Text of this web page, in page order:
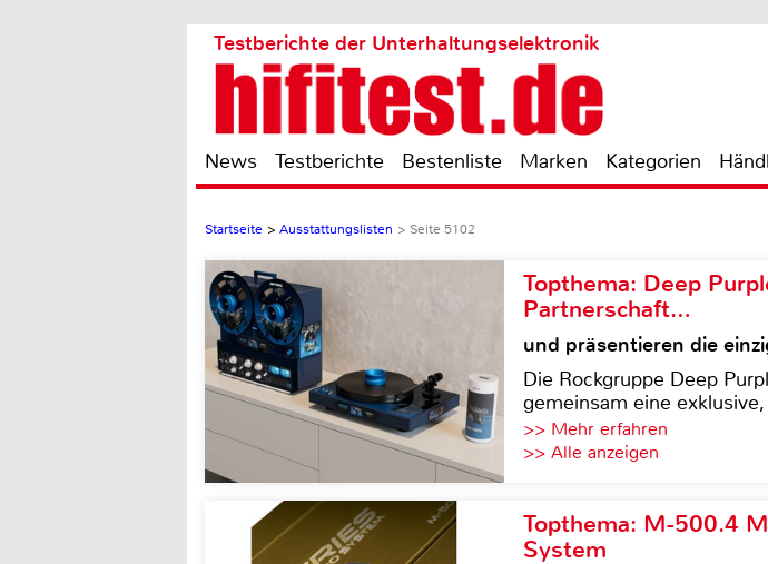
Testberichte der Unterhaltungselektronik
News Testberichte Bestenliste Marken Kategorien
Startseite > Ausstattungslisten > Seite 5102
Topthema: Deep
Partnerschaft…
und präsentieren die
Die Rockgruppe Deep
gemeinsam eine
>> Mehr erfahren
>> Alle anzeigen
Topthema: M-500.4
System